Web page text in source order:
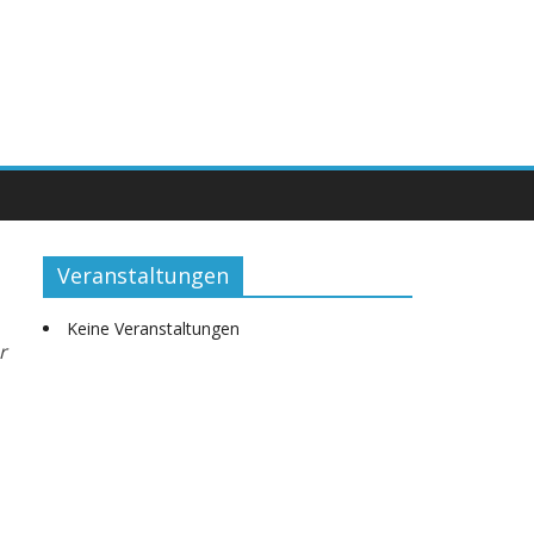
Veranstaltungen
Keine Veranstaltungen